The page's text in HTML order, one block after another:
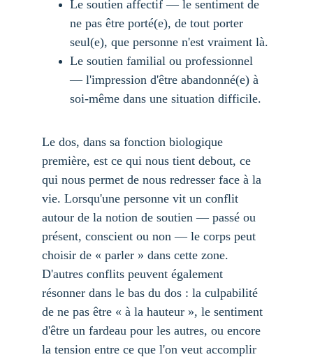
Le soutien affectif — le sentiment de
ne pas être porté(e), de tout porter
seul(e), que personne n'est vraiment là.
Le soutien familial ou professionnel
— l'impression d'être abandonné(e) à
soi-même dans une situation difficile.
Le dos, dans sa fonction biologique
première, est ce qui nous tient debout, ce
qui nous permet de nous redresser face à la
vie. Lorsqu'une personne vit un conflit
autour de la notion de soutien — passé ou
présent, conscient ou non — le corps peut
choisir de « parler » dans cette zone.
D'autres conflits peuvent également
résonner dans le bas du dos : la culpabilité
de ne pas être « à la hauteur », le sentiment
d'être un fardeau pour les autres, ou encore
la tension entre ce que l'on veut accomplir